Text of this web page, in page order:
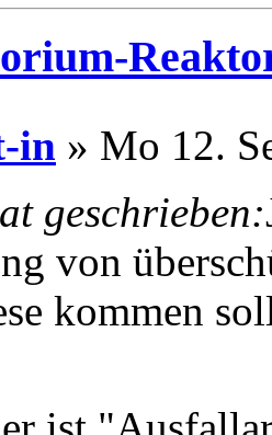
in » Mo 12.
geschrieben:
von
kommen